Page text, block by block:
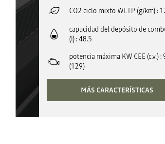
CO2 ciclo mixto WLTP (g/km)
capacidad del depósito de
(l) 48.5
potencia máxima KW CEE (c.v.)
(129)
MÁS CARACTERÍSTICAS